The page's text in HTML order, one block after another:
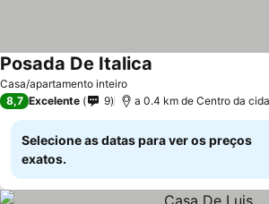
Casa/apartamento inteiro
Posada De Italica
8,7 Excelente 9 a 0.4 km de Centro da
Selecione as datas para ver os preços
exatos.